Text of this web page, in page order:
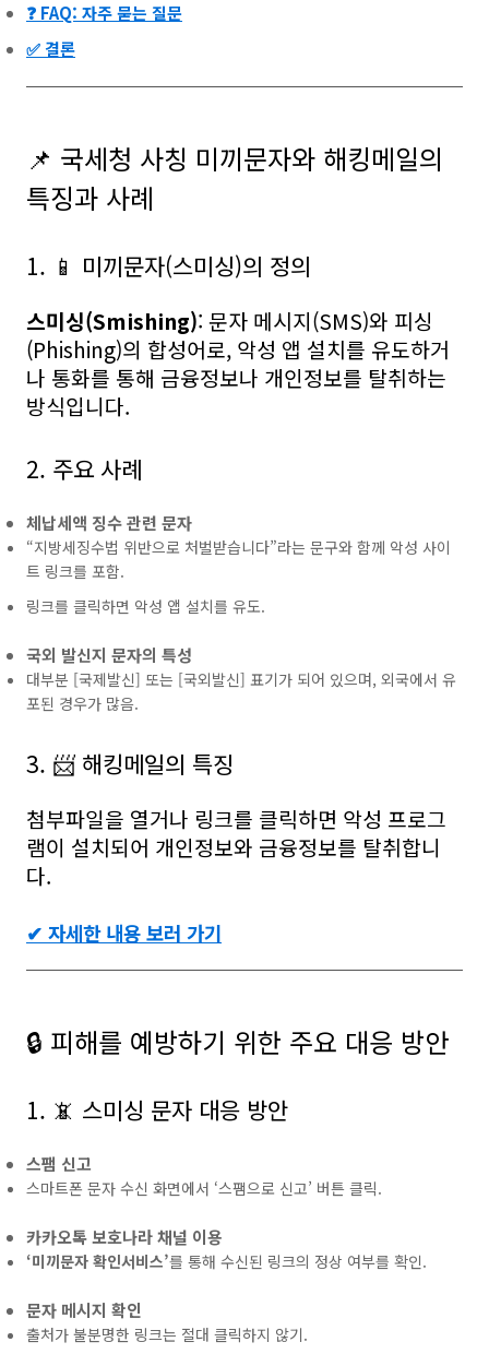
❓ FAQ: 자주 묻는 질문
✅ 결론
📌 국세청 사칭 미끼문자와 해킹메일의
특징과 사례
1. 📱 미끼문자(스미싱)의 정의
스미싱(Smishing): 문자 메시지(SMS)와 피싱
(Phishing)의 합성어로, 악성 앱 설치를 유도하거
나 통화를 통해 금융정보나 개인정보를 탈취하는
방식입니다.
2. 주요 사례
체납세액 징수 관련 문자
“지방세징수법 위반으로 처벌받습니다”라는 문구와 함께 악성 사이
트 링크를 포함.
링크를 클릭하면 악성 앱 설치를 유도.
국외 발신지 문자의 특성
대부분 [국제발신] 또는 [국외발신] 표기가 되어 있으며, 외국에서 유
포된 경우가 많음.
3. 📨 해킹메일의 특징
첨부파일을 열거나 링크를 클릭하면 악성 프로그
램이 설치되어 개인정보와 금융정보를 탈취합니
다.
✔ 자세한 내용 보러 가기
🔒 피해를 예방하기 위한 주요 대응 방안
1. 📵 스미싱 문자 대응 방안
스팸 신고
스마트폰 문자 수신 화면에서 ‘스팸으로 신고’ 버튼 클릭.
카카오톡 보호나라 채널 이용
‘미끼문자 확인서비스’를 통해 수신된 링크의 정상 여부를 확인.
문자 메시지 확인
출처가 불분명한 링크는 절대 클릭하지 않기.